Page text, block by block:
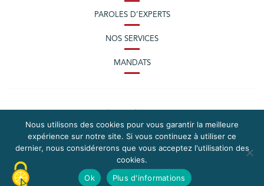
PAROLES D’EXPERTS
NOS SERVICES
MANDATS
PLAN DU SITE
MENTIONS LÉGALES
CONTACTEZ LA CPME
Nous utilisons des cookies pour vous garantir la meilleure
expérience sur notre site. Si vous continuez à utiliser ce
dernier, nous considérerons que vous acceptez l'utilisation des
cookies.
Ok
Plus d'informations